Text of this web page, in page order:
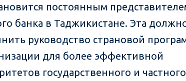
постоянным
банка в Таджикистане. Эта
руководство страновой
для более эффективной
государственного и частного